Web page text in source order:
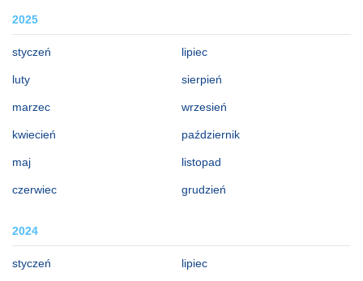
2025
styczeń
luty
marzec
kwiecień
maj
czerwiec
lipiec
sierpień
wrzesień
październik
listopad
grudzień
2024
styczeń lipiec